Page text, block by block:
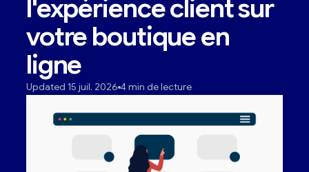
l'expérience client sur
votre boutique en
ligne
Updated 15 juil. 2026 4 min de lecture